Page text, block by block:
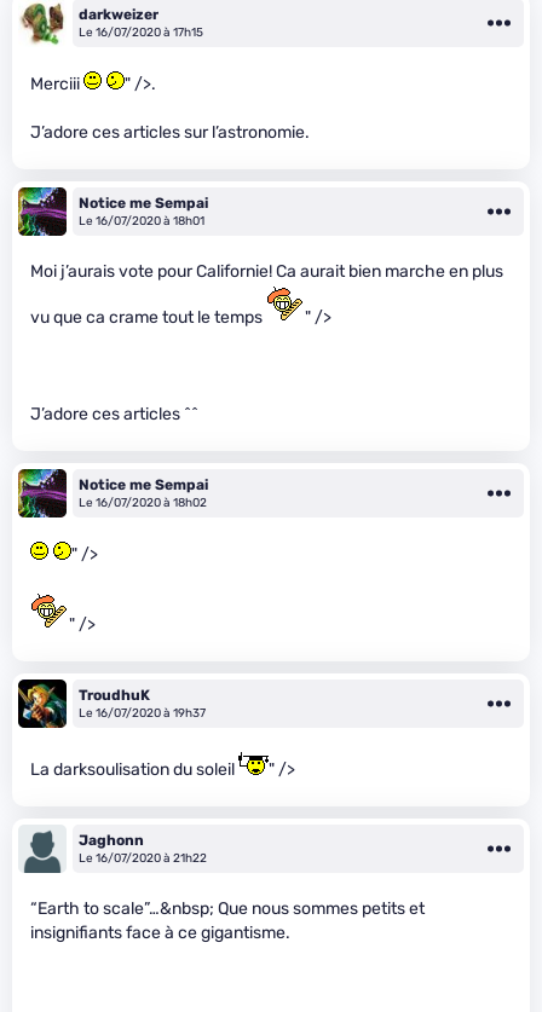
darkweizer
Le 16/07/2020 à 17h15
Merciii " />.
J’adore ces articles sur l’astronomie.
Notice me Sempai
Le 16/07/2020 à 18h01
Moi j’aurais vote pour Californie! Ca aurait bien marche en plus
vu que ca crame tout le temps " />
J’adore ces articles ^^
Notice me Sempai
Le 16/07/2020 à 18h02
" />
" />
TroudhuK
Le 16/07/2020 à 19h37
La darksoulisation du soleil " />
Jaghonn
Le 16/07/2020 à 21h22
“Earth to scale”…&nbsp; Que nous sommes petits et
insignifiants face à ce gigantisme.